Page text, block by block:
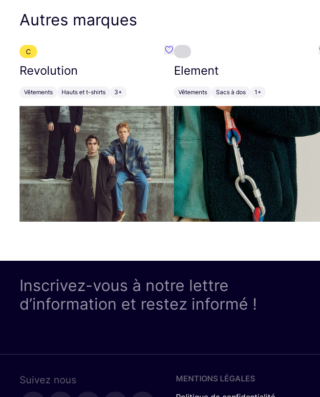
Autres marques
C
Revolution
Vêtements Hauts et t-shirts 3+
Préféré {nom}
Element
Vêtements Sacs à dos 1+
Inscrivez-vous à notre lettre
d’information et restez informé !
Suivez nous
MENTIONS LÉGALES